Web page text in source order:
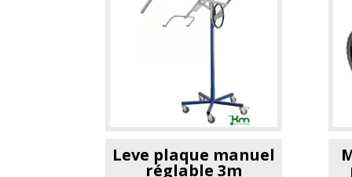
Leve plaque manuel
réglable 3m